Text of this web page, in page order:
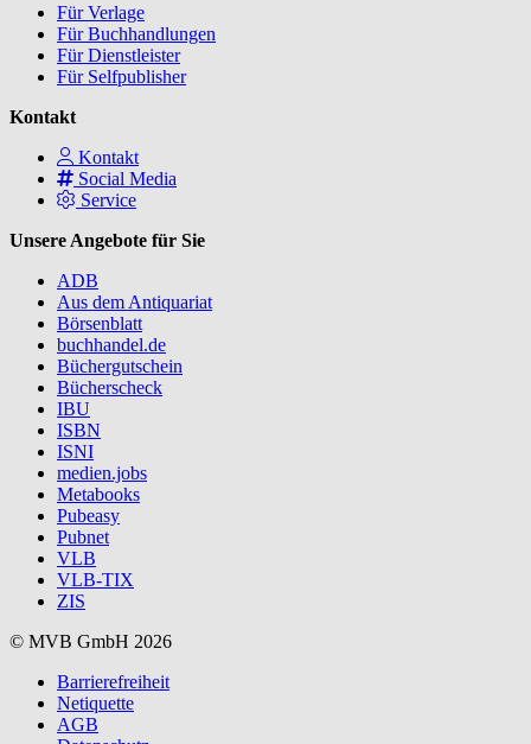
Für Verlage
Für Buchhandlungen
Für Dienstleister
Für Selfpublisher
Kontakt
Kontakt
Social Media
Service
Unsere Angebote für Sie
ADB
Aus dem Antiquariat
Börsenblatt
buchhandel.de
Büchergutschein
Bücherscheck
IBU
ISBN
ISNI
medien.jobs
Metabooks
Pubeasy
Pubnet
VLB
VLB-TIX
ZIS
© MVB GmbH 2026
Barrierefreiheit
Netiquette
AGB